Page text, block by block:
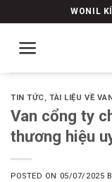
to
content
WONIL
TIN TỨC,TÀI LIỆU VỀ
Van cổng ty
thương hiệu
POSTED ON 05/07/2025